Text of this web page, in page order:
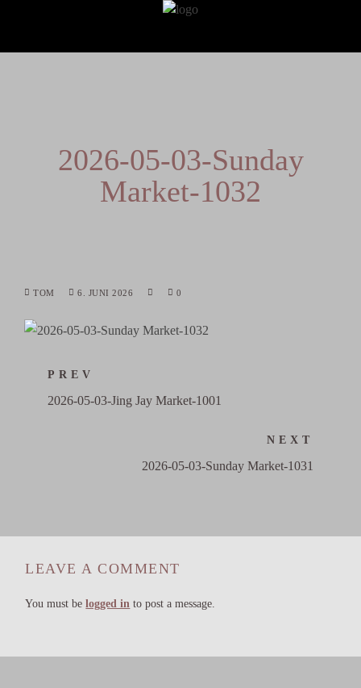
2026-05-03-Sunday
Market-1032
TOM 6. JUNI 2026 0
PREV
2026-05-03-Jing Jay Market-1001
NEXT
2026-05-03-Sunday Market-1031
LEAVE A COMMENT
You must belogged in to post a message.